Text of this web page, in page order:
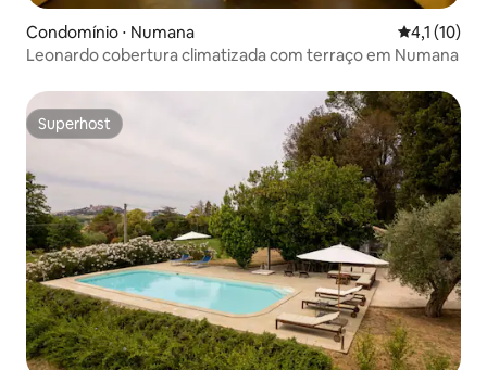
Condomínio ⋅ Numana 4,1 de uma
4,1 (10)
Leonardo cobertura climatizada com terraço em Numana
Superhost
Superhost